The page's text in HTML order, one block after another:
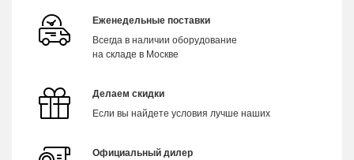
Еженедельные поставки
Всегда в наличии оборудование
на складе в Москве
Делаем скидки
Если вы найдете условия лучше наших
Официальный дилер